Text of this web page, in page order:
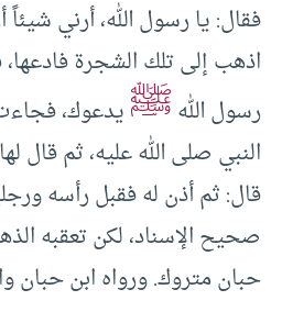
فقال: يا رسول الله، أرني شيئاً
اذهب إلى تلك الشجرة
رسول اللهﷺيدعوك،
النبي صلى الله عليه، ثم قال
قال: ثم أذن له فقبل رأسه
صحيح الإسناد، لكن تعقبه
حبان متروك. ورواه ابن حبان